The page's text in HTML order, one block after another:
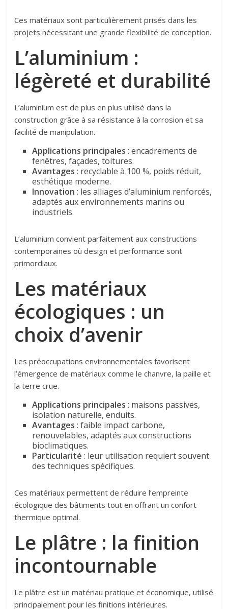
Ces matériaux sont particulièrement prisés dans les
projets nécessitant une grande flexibilité de conception.
L’aluminium :
légèreté et durabilité
L’aluminium est de plus en plus utilisé dans la
construction grâce à sa résistance à la corrosion et sa
facilité de manipulation.
Applications principales : encadrements de
fenêtres, façades, toitures.
Avantages : recyclable à 100 %, poids réduit,
esthétique moderne.
Innovation : les alliages d’aluminium renforcés,
adaptés aux environnements marins ou
industriels.
L’aluminium convient parfaitement aux constructions
contemporaines où design et performance sont
primordiaux.
Les matériaux
écologiques : un
choix d’avenir
Les préoccupations environnementales favorisent
l’émergence de matériaux comme le chanvre, la paille et
la terre crue.
Applications principales : maisons passives,
isolation naturelle, enduits.
Avantages : faible impact carbone,
renouvelables, adaptés aux constructions
bioclimatiques.
Particularité : leur utilisation requiert souvent
des techniques spécifiques.
Ces matériaux permettent de réduire l’empreinte
écologique des bâtiments tout en offrant un confort
thermique optimal.
Le plâtre : la finition
incontournable
Le plâtre est un matériau pratique et économique, utilisé
principalement pour les finitions intérieures.